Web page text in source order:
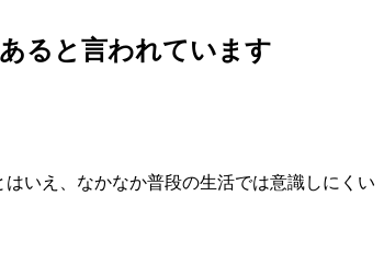
ると言われています
いえ、なかなか普段の生活では意識しにくい